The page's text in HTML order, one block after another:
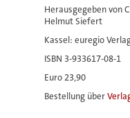
Herausgegeben von
Helmut Siefert
Kassel: euregio
ISBN 3-933617-08-1
Euro 23,90
Bestellung über